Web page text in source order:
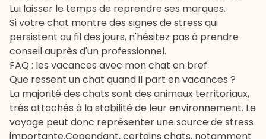
Lui laisser le temps de reprendre ses marques.
Si votre chat montre des signes de stress qui
persistent au fil des jours, n'hésitez pas à prendre
conseil auprès d'un professionnel.
FAQ : les vacances avec mon chat en bref
Que ressent un chat quand il part en vacances ?
La majorité des chats sont des animaux territoriaux,
très attachés à la stabilité de leur environnement. Le
voyage peut donc représenter une source de stress
importante.Cependant, certains chats, notamment